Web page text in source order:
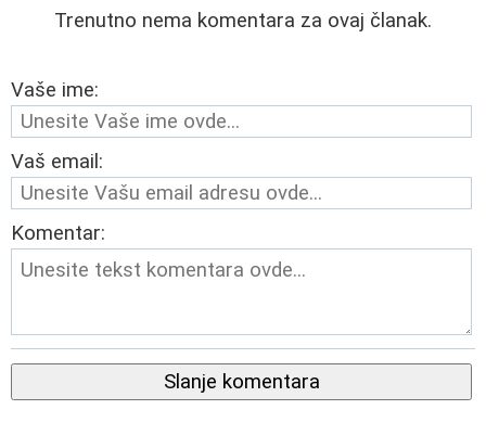
Trenutno nema komentara za ovaj članak.
Vaše ime:
Vaš email:
Komentar:
Slanje komentara